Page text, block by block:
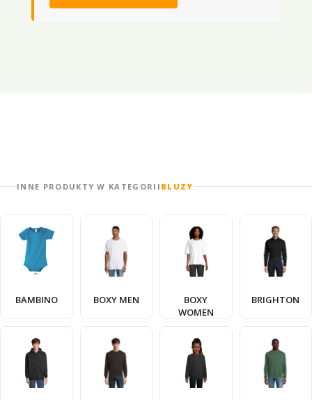
INNE PRODUKTY W KATEGORII BLUZY
BAMBINO BOXY MEN
BOXY
WOMEN
BRIGHTON